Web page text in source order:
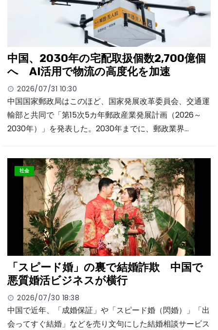
中国、2030年の宅配取扱個数2,700億個
へ AI活用で物流の高度化を加速
2026/07/31 10:30
中国国家郵政局はこのほど、国家発展改革委員会、交通運
輸部と共同で「第15次5カ年郵政産業発展計画（2026～
2030年）」を発表した。2030年までに、郵政業界…
社会
「スピード婚」の裏で結婚詐欺 中国で
悪質婚活ビジネスが横行
2026/07/30 18:38
中国で近年、「成婚保証」や「スピード婚（閃婚）」「出
会ってすぐ結婚」などを売り文句にした結婚相談サービス